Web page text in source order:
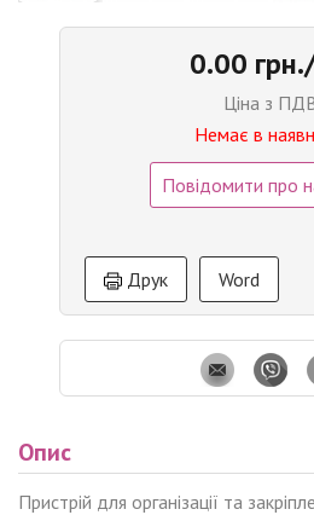
0.00
Ціна з
Немає в
Повідомити про
Друк Word
Опис
Пристрій для організації та